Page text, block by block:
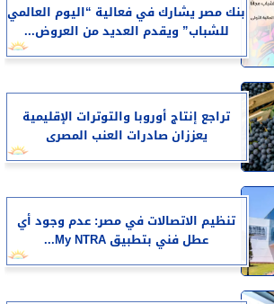
بنك مصر يشارك في فعالية “اليوم العالمي
للشباب” ويقدم العديد من العروض...
تراجع إنتاج أوروبا والتوترات الإقليمية
يعززان صادرات العنب المصرى
تنظيم الاتصالات في مصر: عدم وجود أي
عطل فني بتطبيق My NTRA...